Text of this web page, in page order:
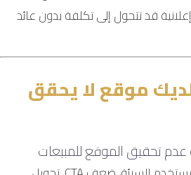
قد تتحول إلى تكلفة بدون عائد
موقع لا يحقق